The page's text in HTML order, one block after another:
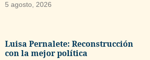
5 agosto, 2026
Luisa Pernalete: Reconstrucción
con la mejor política